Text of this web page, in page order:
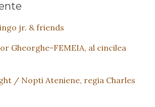
jr. & friends
Gheorghe-FEMEIA, al cincilea
/ Nopti Ateniene, regia Charles